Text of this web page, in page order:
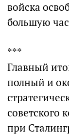
войска
большую
***
Главный
полный и
советского
при